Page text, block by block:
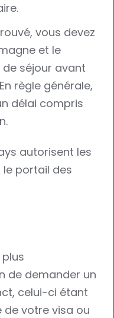
vous devez
et le
séjour avant
règle générale,
délai compris
autorisent les
le portail des
de demander un
celui-ci étant
votre visa ou